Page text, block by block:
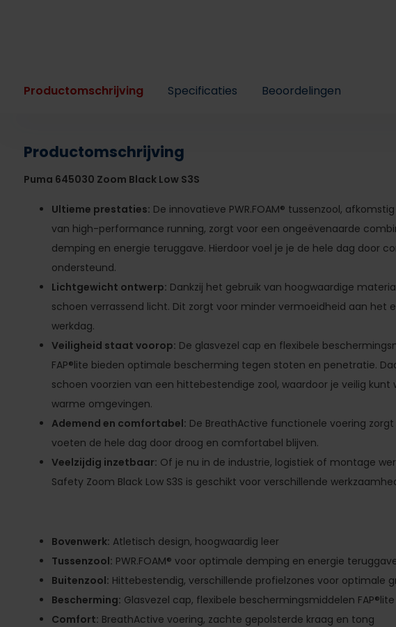
Productomschrijving Specificaties Beoordelingen
Productomschrijving
Puma 645030 Zoom Black Low S3S
Ultieme prestaties: De innovatieve PWR.FOAM® tussenzool,
van high-performance running, zorgt voor een ongeëvenaarde
demping en energie teruggave. Hierdoor voel je je de hele dag door
ondersteund.
Lichtgewicht ontwerp: Dankzij het gebruik van hoogwaardige
schoen verrassend licht. Dit zorgt voor minder vermoeidheid aan het
werkdag.
Veiligheid staat voorop: De glasvezel cap en flexibele
FAP®lite bieden optimale bescherming tegen stoten en penetratie.
schoen voorzien van een hittebestendige zool, waardoor je veilig kunt
warme omgevingen.
Ademend en comfortabel: De BreathActive functionele voering
voeten de hele dag door droog en comfortabel blijven.
Veelzijdig inzetbaar: Of je nu in de industrie, logistiek of montage
Safety Zoom Black Low S3S is geschikt voor verschillende
Bovenwerk: Atletisch design, hoogwaardig leer
Tussenzool: PWR.FOAM® voor optimale demping en energie
Buitenzool: Hittebestendig, verschillende profielzones voor optimale
Bescherming: Glasvezel cap, flexibele beschermingsmiddelen FAP®lite
Comfort: BreathActive voering, zachte gepolsterde kraag en tong